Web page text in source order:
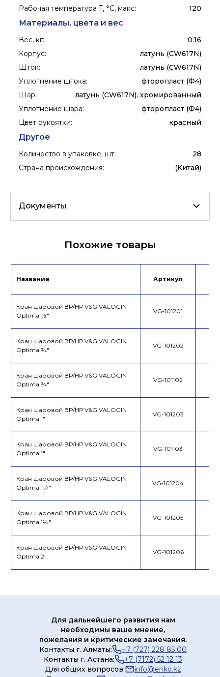
Рабочая температура T, °C, макс: 120
Материалы, цвета и вес
Вес, кг:
0.16
Корпус:
латунь (CW617N)
Шток:
латунь (CW617N)
Уплотнение штока:
фторопласт (Ф4)
Шар:
латунь (CW617N), хромированный
Уплотнение шара:
фторопласт (Ф4)
Цвет рукоятки: красный
Другое
Количество в упаковке, шт:
28
Страна происхождения: (Китай)
Документы
Декларация
Паспорт
Каталог
продукции
Похожие товары
Название Артикул
Кран шаровой ВР/НР V&G VALOGIN
Optima ½"
VG-101201
Кран шаровой ВР/НР V&G VALOGIN
Optima ¾"
VG-101202
Кран шаровой ВР/НР V&G VALOGIN
Optima ¾"
VG-101102
Кран шаровой ВР/НР V&G VALOGIN
Optima 1"
VG-101203
Кран шаровой ВР/НР V&G VALOGIN
Optima 1"
VG-101103
Кран шаровой ВР/НР V&G VALOGIN
Optima 1¼"
VG-101204
Кран шаровой ВР/НР V&G VALOGIN
Optima 1½"
VG-101205
Кран шаровой ВР/НР V&G VALOGIN
Optima 2"
VG-101206
Для дальнейшего развития нам
необходимы ваше мнение,
пожелания и критические замечания.
Контакты г. Алматы:
+7 (727) 228 85 00
Контакты г. Астана:
+7 (7172) 52 12 13
Для общих вопросов:
info@enko.kz